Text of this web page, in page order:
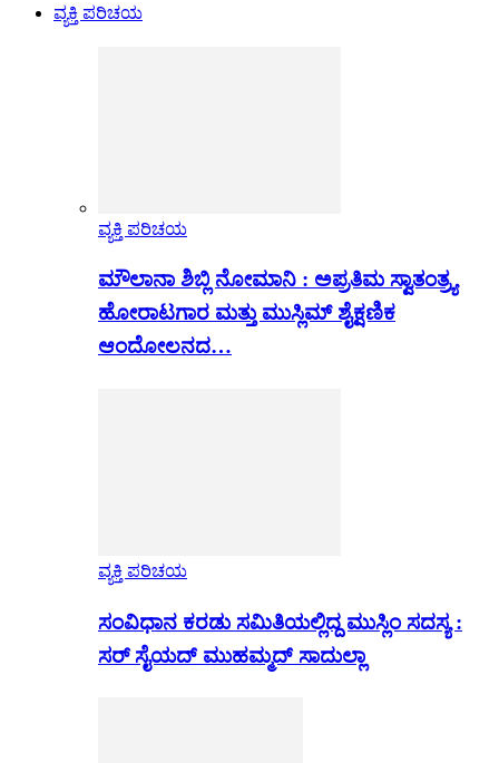
ವ್ಯಕ್ತಿ ಪರಿಚಯ
ವ್ಯಕ್ತಿ ಪರಿಚಯ
ಮೌಲಾನಾ ಶಿಬ್ಲಿ ನೋಮಾನಿ : ಅಪ್ರತಿಮ ಸ್ವಾತಂತ್ರ್ಯ
ಹೋರಾಟಗಾರ ಮತ್ತು ಮುಸ್ಲಿಮ್ ಶೈಕ್ಷಣಿಕ
ಆಂದೋಲನದ…
ವ್ಯಕ್ತಿ ಪರಿಚಯ
ಸಂವಿಧಾನ ಕರಡು ಸಮಿತಿಯಲ್ಲಿದ್ದ ಮುಸ್ಲಿಂ ಸದಸ್ಯ :
ಸರ್ ಸೈಯದ್ ಮುಹಮ್ಮದ್ ಸಾದುಲ್ಲಾ